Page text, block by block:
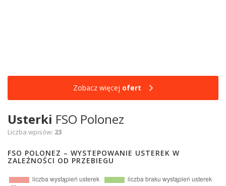
Zobacz więcej ofert
Usterki FSO Polonez
Liczba wpisów: 23
FSO POLONEZ – WYSTEPOWANIE USTEREK W
ZALEŻNOŚCI OD PRZEBIEGU